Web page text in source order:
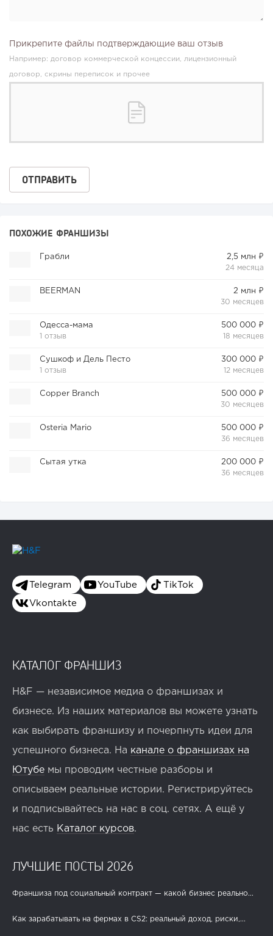
Прикрепите файлы подтверждающие ваш отзыв
Например: договор коммерческой концессии, лицензионный
договор, скрины переписок и прочее
ПОХОЖИЕ ФРАНШИЗЫ
Грабли
2,5 млн ₽
24 месяца
BEERMAN
2 млн ₽
30 месяцев
Одесса-мама
1 отзыв
500 000 ₽
18 месяцев
Сушкоф и Дель Песто
1 отзыв
300 000 ₽
12 месяцев
Copper Branch
500 000 ₽
30 месяцев
Osteria Mario
500 000 ₽
36 месяцев
Сытая утка
200 000 ₽
36 месяцев
Telegram YouTube TikTok
Vkontakte
КАТАЛОГ ФРАНШИЗ
H&F — независимое медиа о франшизах и
бизнесе. Из наших материалов вы можете узнать
как выбирать франшизу и почерпнуть идеи для
успешного бизнеса. На канале о франшизах на
Ютубе мы проводим честные разборы и
описываем реальные истории. Регистрируйтесь
и подписывайтесь на нас в соц. сетях. А ещё у
нас есть Каталог курсов.
ЛУЧШИЕ ПОСТЫ 2026
Франшиза под социальный контракт — какой бизнес реально...
Как зарабатывать на фермах в CS2: реальный доход, риски,...